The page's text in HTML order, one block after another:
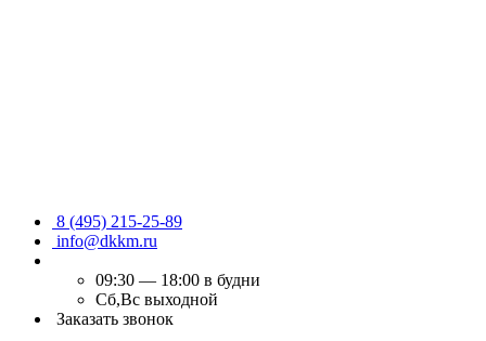
8 (495) 215-25-89
info@dkkm.ru
09:30 — 18:00 в будни
Сб,Вс выходной
Заказать звонок